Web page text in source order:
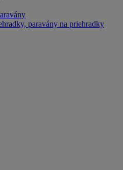
paravány na priehradky